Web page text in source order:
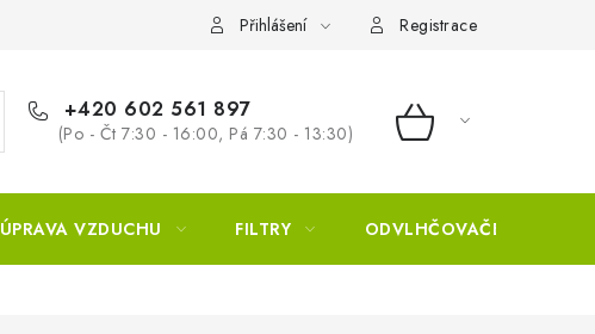
Přihlášení Registrace
+420 602 561 897
(Po - Čt 7:30 - 16:00, Pá 7:30 - 13:30) NÁKUPNÍ
ÚPRAVA VZDUCHU FILTRY ODVLHČOVAČE